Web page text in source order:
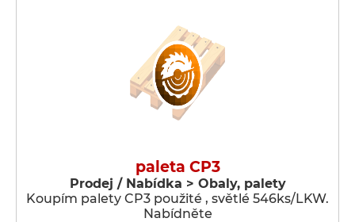
paleta CP3
Prodej / Nabídka > Obaly, palety
Koupím palety CP3 použité , světlé 546ks/LKW.
Nabídněte